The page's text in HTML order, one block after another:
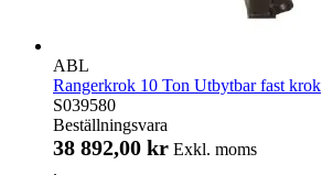
ABL
Rangerkrok 10 Ton Utbytbar fast krok
S039580
Beställningsvara
38 892,00 kr Exkl. moms
.